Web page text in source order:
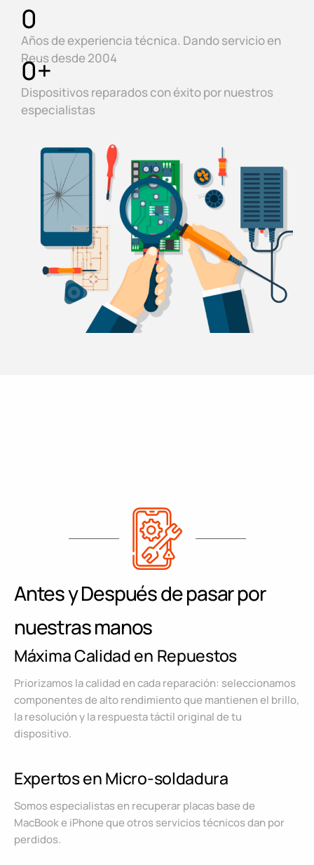
Años de experiencia técnica. Dando servicio en
Reus desde 2004
0
Dispositivos reparados con éxito por nuestros
especialistas
0+
Antes y Después de pasar por
nuestras manos
Máxima Calidad en Repuestos
Priorizamos la calidad en cada reparación: seleccionamos
componentes de alto rendimiento que mantienen el brillo,
la resolución y la respuesta táctil original de tu
dispositivo.
Expertos en Micro-soldadura
Somos especialistas en recuperar placas base de
MacBook e iPhone que otros servicios técnicos dan por
perdidos.